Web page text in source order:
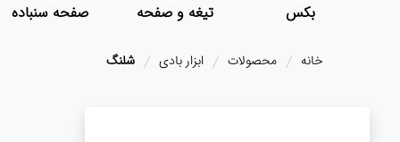
بکس تیغه و صفحه صفحه سنباده
خانه محصولات ابزار بادی شلنگ